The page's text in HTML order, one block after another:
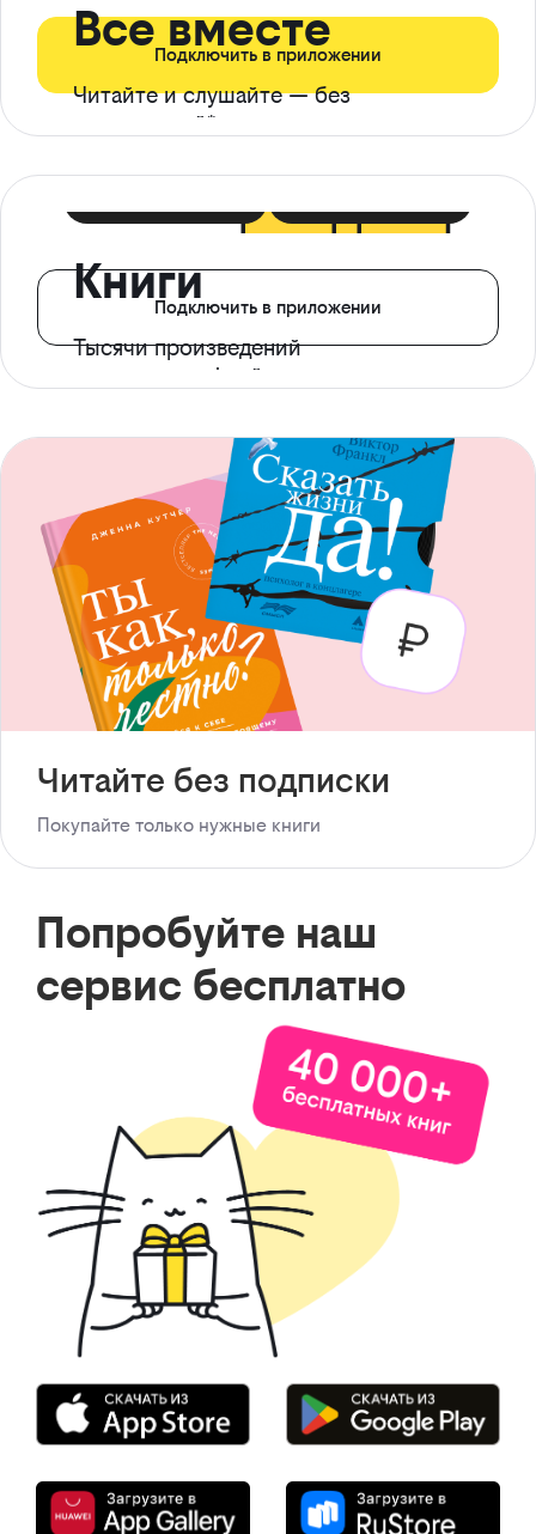
Все вместе
Читайте и слушайте — без
ограничений*
Подключить в приложении
Книги
Тысячи произведений
с доступом офлайн
Подключить в приложении
Читайте без подписки
Покупайте только нужные книги
Попробуйте наш
сервис бесплатно